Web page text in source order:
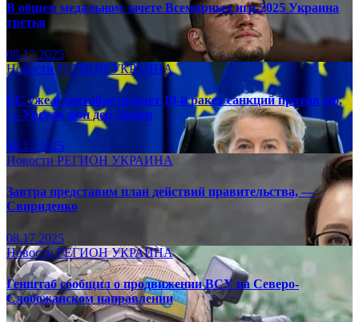
В общем медальном зачете Всемирных игр-2025 Украина
третья
08.17.2025
НовостиРЕГИОНУКРАИНА
ЕС уже в сентябре примет 19-й ракет санкций против рф,
— Урсула фон дер Ляйен
08.17.2025
Новости РЕГИОН УКРАИНА
Завтра представим план действий правительства, —
Свириденко
08.17.2025
НовостиРЕГИОНУКРАИНА
Генштаб сообщил о продвижении ВСУ на Северо-
Слобожанском направлении